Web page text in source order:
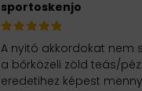
sportoskenjo
A nyitó akkordokat nem
a bőrközeli zöld teás/
eredetihez képest